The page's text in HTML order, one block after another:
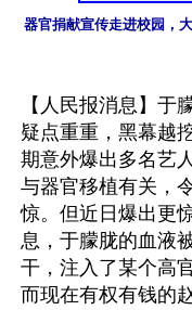
器官捐献宣传走进校园，
【人民报消息】于
疑点重重，黑幕越
期意外爆出多名艺
与器官移植有关，
惊。但近日爆出更
息，于朦胧的血液
干，注入了某个高
而现在有权有钱的